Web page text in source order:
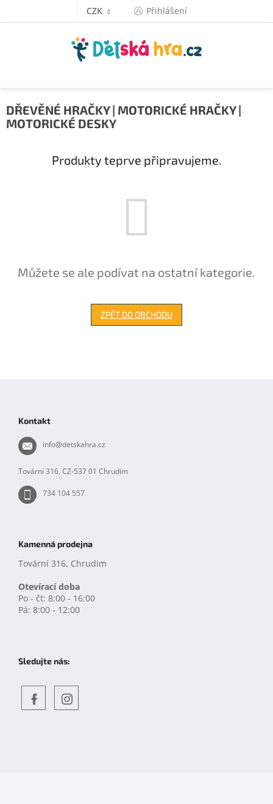
CZK Přihlášení
DŘEVĚNÉ HRAČKY | MOTORICKÉ HRAČKY |
MOTORICKÉ DESKY
Produkty teprve připravujeme.
Můžete se ale podívat na ostatní kategorie.
ZPĚT DO OBCHODU
Kontakt
info@detskahra.cz
Tovární 316, CZ-537 01 Chrudim
734 104 557
Kamenná prodejna
Tovární 316, Chrudim
Otevírací doba
Po - čt: 8:00 - 16:00
Pá: 8:00 - 12:00
Sledujte nás: